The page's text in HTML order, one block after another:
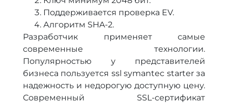
Поддерживается проверка EV.
Алгоритм SHA-2.
Разработчик применяет самые
современные технологии.
Популярностью у представителей
бизнеса пользуется ssl symantec starter за
надежность и недорогую доступную цену.
Современный SSL-сертификат